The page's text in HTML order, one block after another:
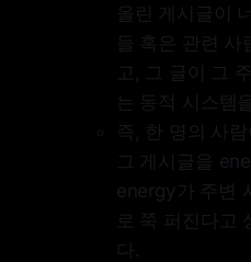
올린 게시글이
들 혹은 관련 사
고, 그 글이 그
는 동적 시스템
즉, 한 명의 사
그 게시글을
energy가 주변
로 쭉 퍼진다고
다.